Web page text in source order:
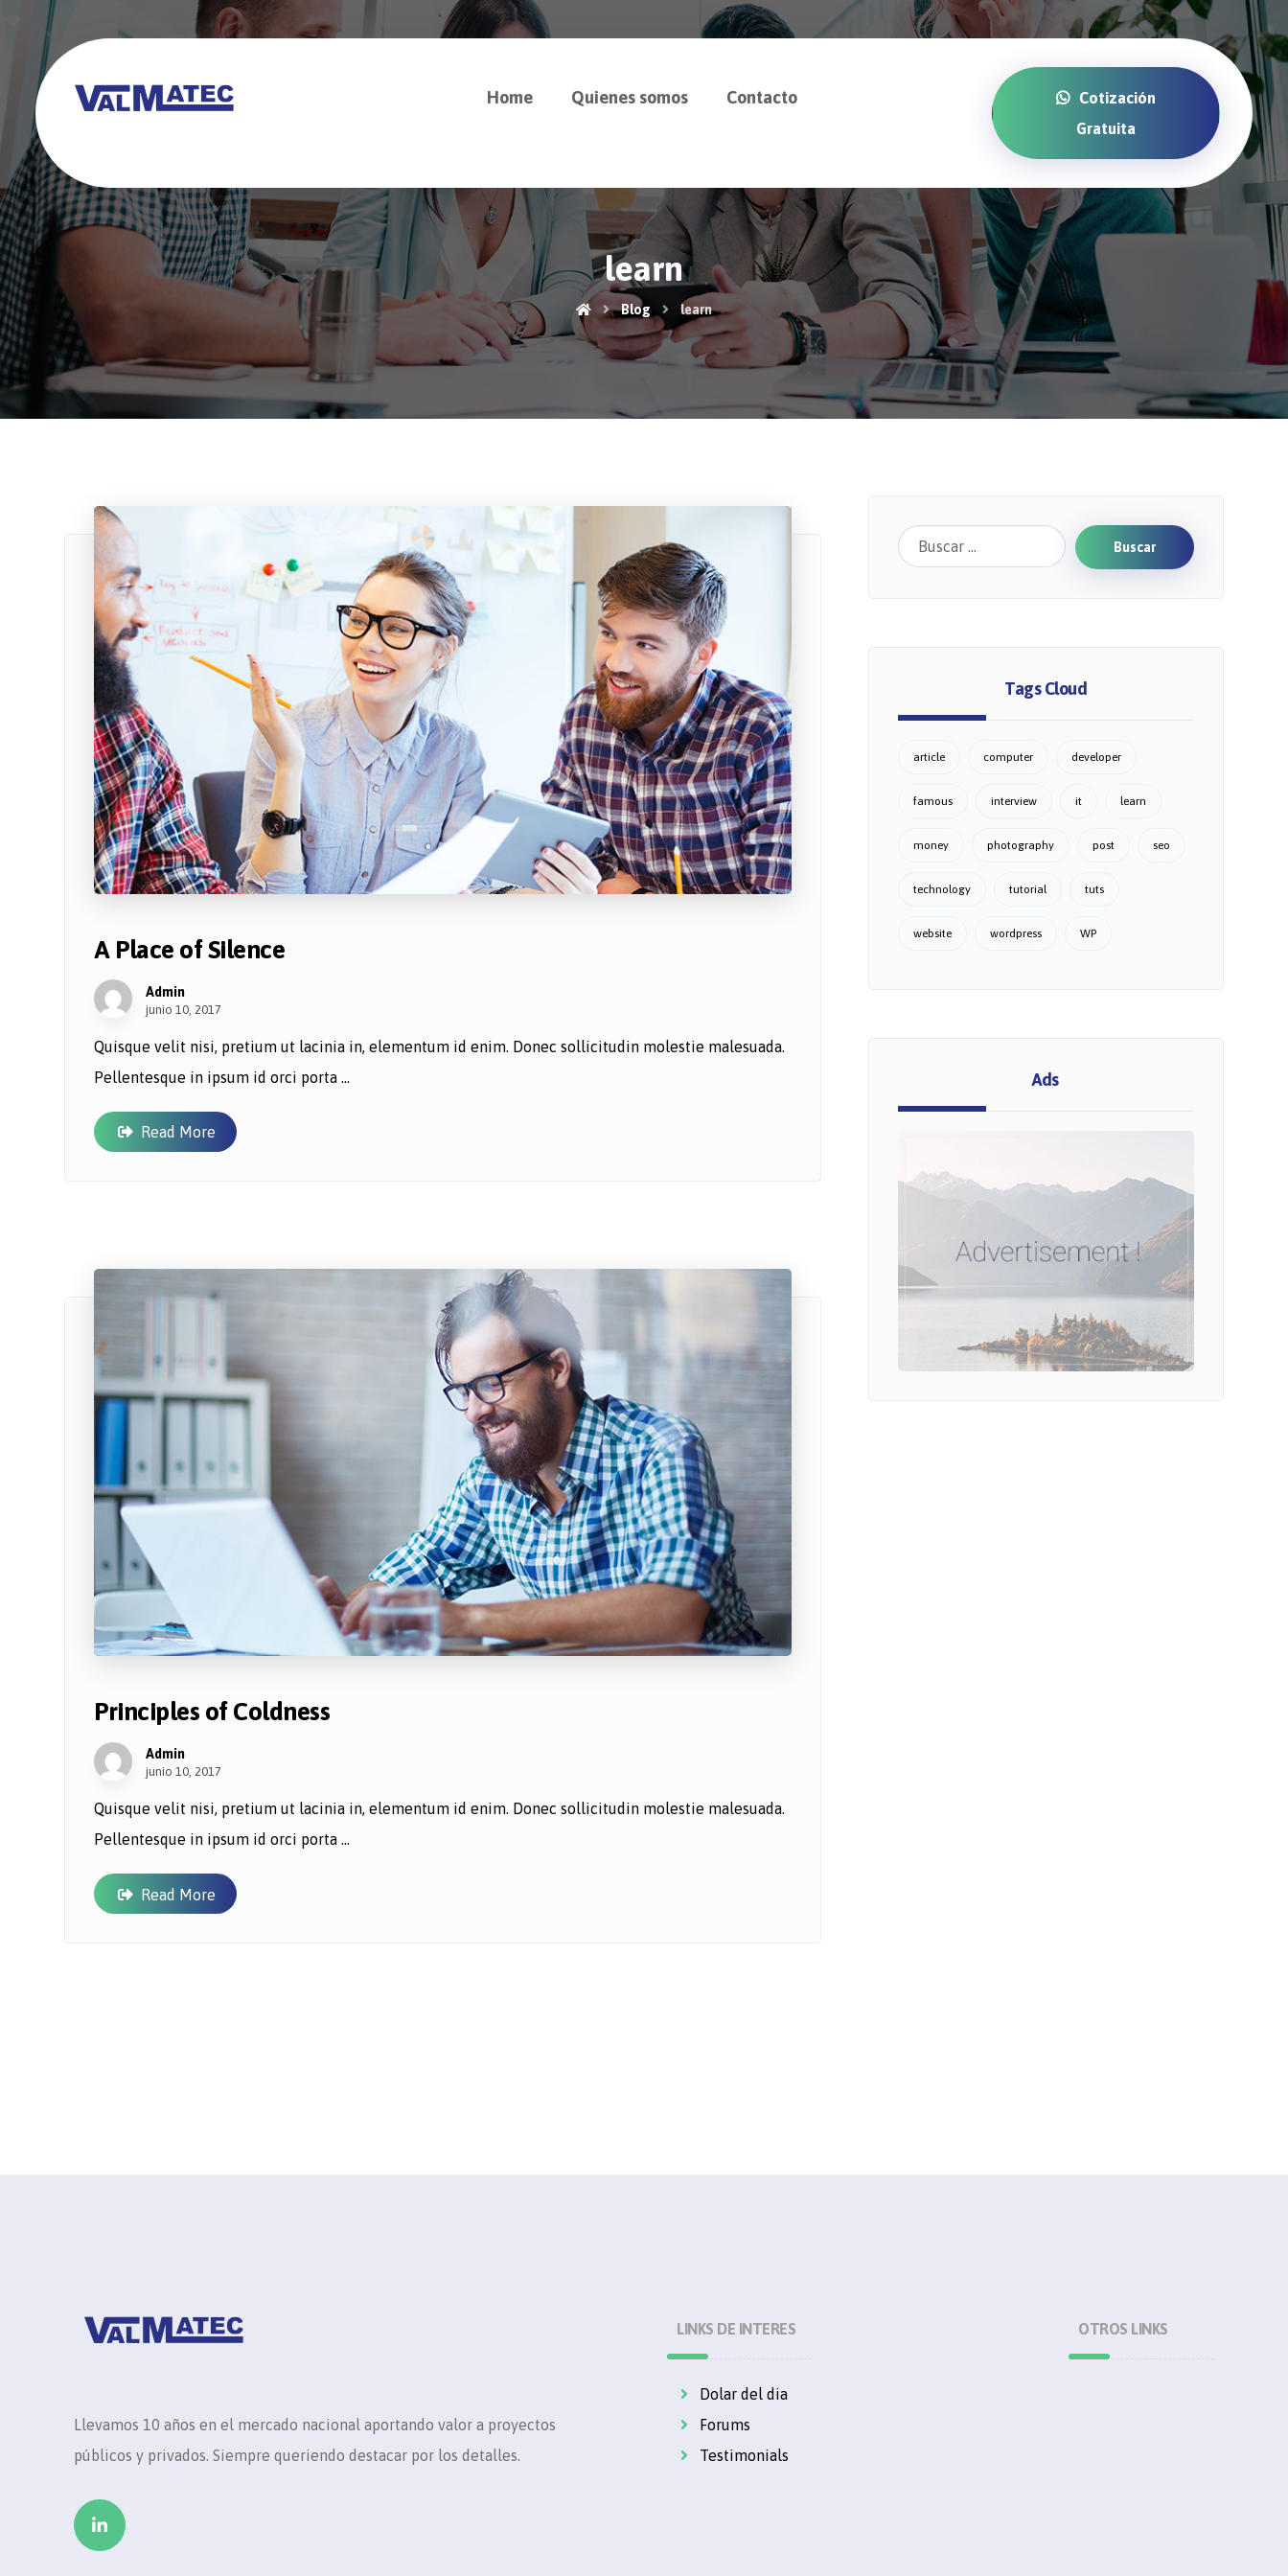
Home Quienes somos Contacto
Cotización
Gratuita
learn
Blog learn
A Place of Silence
Admin
junio 10, 2017
Quisque velit nisi, pretium ut lacinia in, elementum id enim. Donec sollicitudin molestie malesuada.
Pellentesque in ipsum id orci porta ...
Read More
Principles of Coldness
Admin
junio 10, 2017
Quisque velit nisi, pretium ut lacinia in, elementum id enim. Donec sollicitudin molestie malesuada.
Pellentesque in ipsum id orci porta ...
Read More
Buscar
Tags Cloud
article computer developer
famous interview it learn
money photography post seo
technology tutorial tuts
website wordpress WP
Ads
Llevamos 10 años en el mercado nacional aportando valor a proyectos
públicos y privados. Siempre queriendo destacar por los detalles.
LINKS DE INTERES
Dolar del dia
Forums
Testimonials
OTROS LINKS